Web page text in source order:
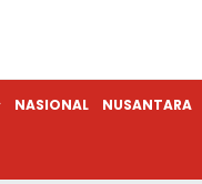
NASIONAL NUSANTARA